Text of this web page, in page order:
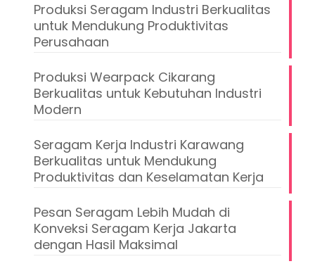
Produksi Seragam Industri Berkualitas
untuk Mendukung Produktivitas
Perusahaan
Produksi Wearpack Cikarang
Berkualitas untuk Kebutuhan Industri
Modern
Seragam Kerja Industri Karawang
Berkualitas untuk Mendukung
Produktivitas dan Keselamatan Kerja
Pesan Seragam Lebih Mudah di
Konveksi Seragam Kerja Jakarta
dengan Hasil Maksimal